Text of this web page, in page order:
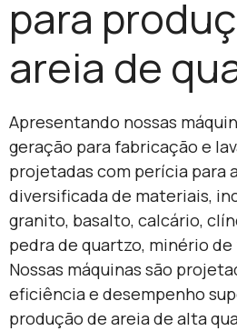
para
areia de
Apresentando nossas
geração para fabricação e
projetadas com perícia para
diversificada de materiais,
granito, basalto, calcário,
pedra de quartzo, minério
Nossas máquinas são
eficiência e desempenho
produção de areia de alta